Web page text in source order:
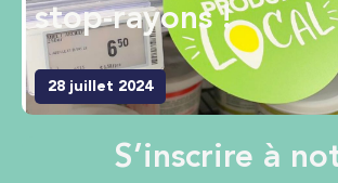
stop-rayons !
28 juillet 2024
S’inscrire à